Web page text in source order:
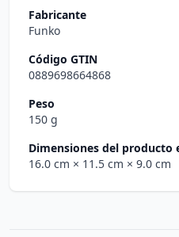
Fabricante
Funko
Código GTIN
0889698664868
Peso
150 g
Dimensiones del producto
16.0 cm × 11.5 cm × 9.0 cm